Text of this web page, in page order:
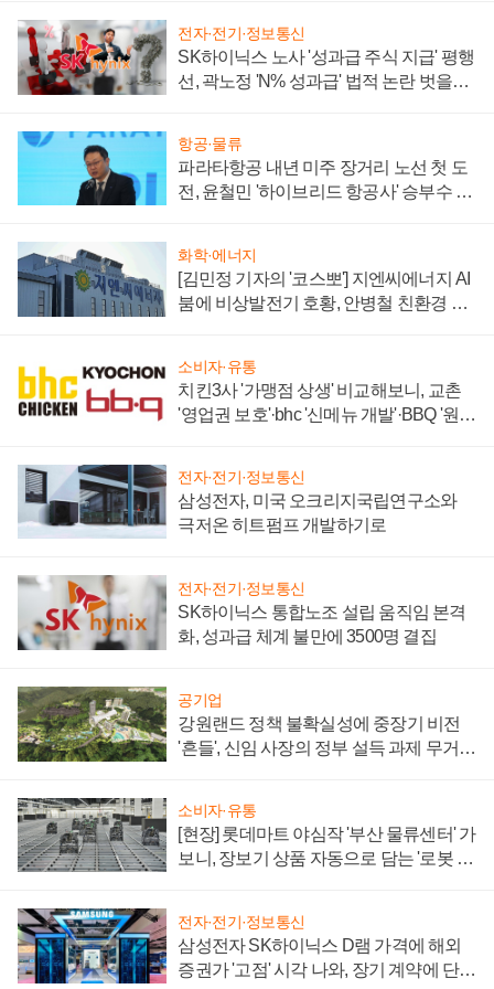
전자·전기·정보통신
SK하이닉스 노사 '성과급 주식 지급' 평행
선, 곽노정 'N% 성과급' 법적 논란 벗을지
항공·물류
파라타항공 내년 미주 장거리 노선 첫 도
전, 윤철민 '하이브리드 항공사' 승부수 통
화학·에너지
[김민정 기자의 '코스뽀'] 지엔씨에너지 AI
붐에 비상발전기 호황, 안병철 친환경 에
소비자·유통
치킨3사 '가맹점 상생' 비교해보니, 교촌
'영업권 보호'·bhc '신메뉴 개발'·BBQ '원가
전자·전기·정보통신
삼성전자, 미국 오크리지국립연구소와
극저온 히트펌프 개발하기로
전자·전기·정보통신
SK하이닉스 통합노조 설립 움직임 본격
화, 성과급 체계 불만에 3500명 결집
공기업
강원랜드 정책 불확실성에 중장기 비전
'흔들', 신임 사장의 정부 설득 과제 무거워
소비자·유통
[현장] 롯데마트 야심작 '부산 물류센터' 가
보니, 장보기 상품 자동으로 담는 '로봇 40
전자·전기·정보통신
삼성전자 SK하이닉스 D램 가격에 해외
증권가 '고점' 시각 나와, 장기 계약에 단점